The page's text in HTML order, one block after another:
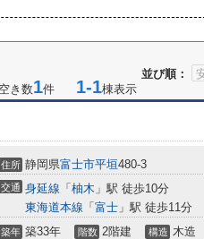
並び順：
き数1件 1-1棟表示
住所 静岡県富士市平垣480-3
交通 身延線 「 柚木 」駅 徒歩10分
東海道本線 「 富士 」駅 徒歩11分
築年 築33年 階数 2階建 構造 木造